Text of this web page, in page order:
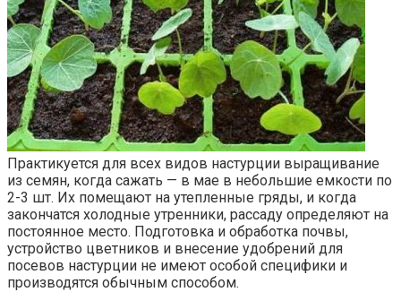
Практикуется для всех видов настурции выращивание
из семян, когда сажать — в мае в небольшие емкости по
2-3 шт. Их помещают на утепленные гряды, и когда
закончатся холодные утренники, рассаду определяют на
постоянное место. Подготовка и обработка почвы,
устройство цветников и внесение удобрений для
посевов настурции не имеют особой специфики и
производятся обычным способом.